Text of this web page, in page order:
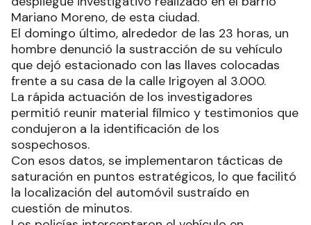
Mariano Moreno, de esta ciudad.
El domingo último, alrededor de las 23 horas, un
hombre denunció la sustracción de su vehículo
que dejó estacionado con las llaves colocadas
frente a su casa de la calle Irigoyen al 3.000.
La rápida actuación de los investigadores
permitió reunir material fílmico y testimonios que
condujeron a la identificación de los
sospechosos.
Con esos datos, se implementaron tácticas de
saturación en puntos estratégicos, lo que facilitó
la localización del automóvil sustraído en
cuestión de minutos.